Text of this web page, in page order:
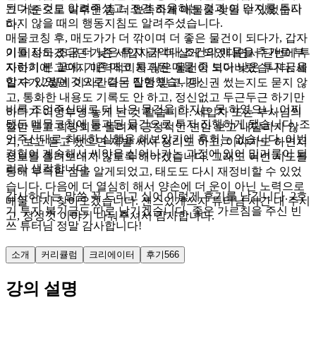
그 기준으로 이후엔 좀 더 뾰족하게 매물을 찾을 수 있었습니
다.
이틀 정도 조금 더 낮은 투자 금액대 조건의 매물을 추가로 부
지런히 본 끝에, 기존 매코 통과된 매물 중 보다 낮은 투자금을
할 수 있었던 것으로 결국 진행했습니다.
비록 조언주신대로 더 나은 물건을 하지는 못 하였으나, 어찌
됐든 매물코칭에 통과된 물건으로 투자 진행하게 됐습니다. 조
언주신대로 최대한 실행을 해보았기에 후회는 없습니다. 이번
경험이 계속해서 씨앗을 심어나가는 과정에 있어 밑거름이 되
리라 생각합니다.
감사하다는 말씀 꼭 드리고 싶어 이렇게 후기를 남깁니다. 2호
기 투자 복기글도 따로 남기겠습니다. 좋은 가르침을 주신 빈
쓰 튜터님 정말 감사합니다!
된다는 것도 알려주셨고, 조건 조율하는 것과 이 단지를 투자
하지 않을 때의 행동지침도 알려주셨습니다.
매물코칭 후, 매도가가 더 깎이며 더 좋은 물건이 되다가, 갑자
기 이사하겠다던 기존 세입자가 더 살게 되었다면서 단번에 투
자하기에 그다지 매력적이지 않은 물건이 되어버렸습니다. 세
입자가 2월에 이사간다는 말만 믿고, 갱신권 썼는지도 묻지 않
고, 통화한 내용도 기록도 안 하고, 정신없고 두근두근 하기만
하다가 어영부영 놓게 된 것 같습니다. 세입자 또는 부사님의
말만 듣고 희망회로 돌려서 긍정적인 면만 보고 내달리지 않
기, 보고 듣고 했으면 제발 써서 정리도 하고, 이야기도 하면서
정보를 흘려보내지 않도록 해야겠습니다. 그래도 이번 시도를
통해 부족한 점을 알게되었고, 태도도 다시 재정비할 수 있었
습니다. 다음에 더 열심히 해서 양손에 더 운이 아닌 노력으로
매물 다시 찾아오겠습니다. 센스있게쓰자 튜터님 시간 내 주시
고, 정성껏 이야기 나눠주셔서 감사합니다.
소개 커리큘럼 크리에이터 후기566
강의 설명